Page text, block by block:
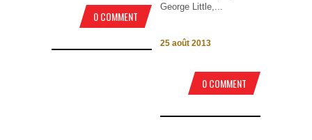
0 COMMENT
George Little,...
25 août 2013
0 COMMENT